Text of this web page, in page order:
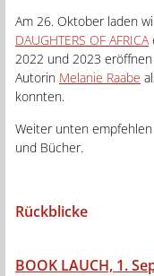
Am 26. Oktober laden
DAUGHTERS OF AFRICA
2022 und 2023
Autorin Melanie Raabe
konnten.
Weiter unten
und Bücher.
Rückblicke
BOOK LAUCH, 1.